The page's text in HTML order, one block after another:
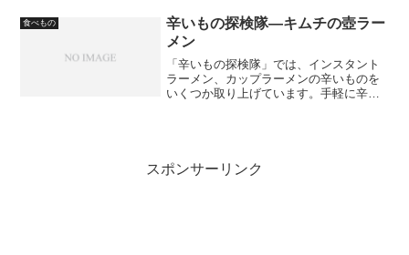
晴れるに決まっているのです。というこ
とで出掛けてきました...
食べもの
辛いもの探検隊―キムチの壺ラー
メン
「辛いもの探検隊」では、インスタント
ラーメン、カップラーメンの辛いものを
いくつか取り上げています。手軽に辛い
スポンサーリンク